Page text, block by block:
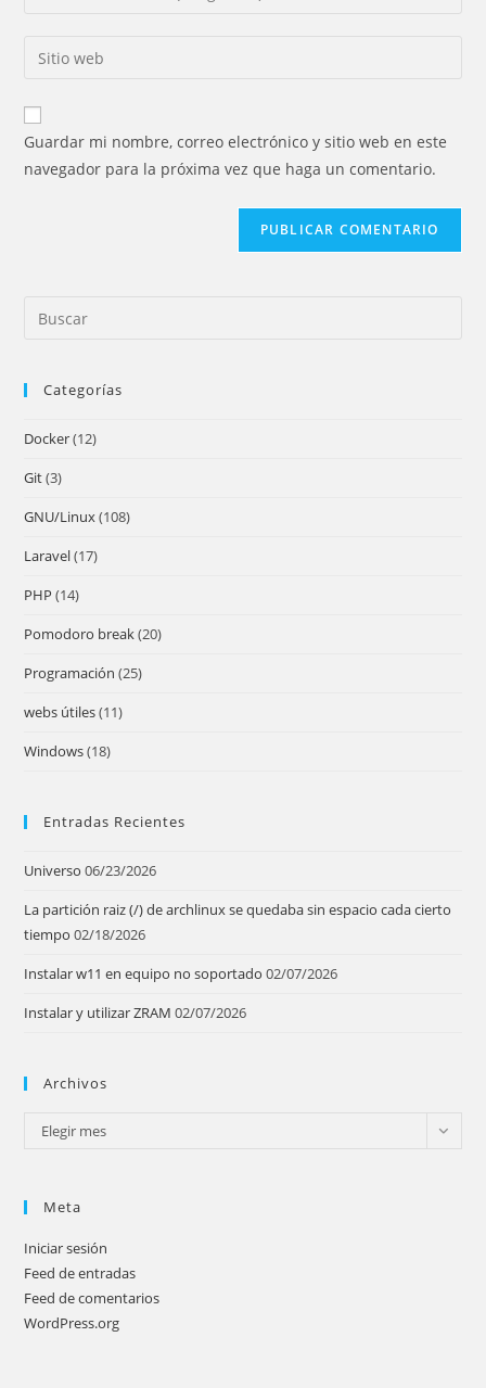
de
para
comentar
de
electrónico
para
comentar
Introducí
URL
de
Guardar mi nombre, correo electrónico y sitio web en este
navegador para la próxima vez que haga un comentario.
Categorías
Docker(12)
Git(3)
GNU/Linux(108)
Laravel(17)
PHP (14)
Pomodoro break(20)
Programación (25)
webs útiles(11)
Windows(18)
Entradas Recientes
Universo 06/23/2026
La partición raiz (/) de archlinux se quedaba sin espacio cada cierto
tiempo 02/18/2026
Instalar w11 en equipo no soportado 02/07/2026
Instalar y utilizar ZRAM 02/07/2026
Archivos
Archivos
Elegir mes
Meta
Iniciar sesión
Feed de entradas
Feed de comentarios
WordPress.org